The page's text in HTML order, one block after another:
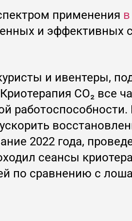
применения
и эффективных
и ивентеры,
CO₂ все
работоспособности.
2022 года,
сеансы
по сравнению с